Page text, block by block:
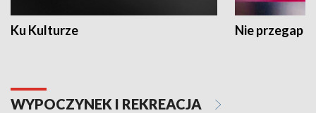
Ku Kulturze Nie przegap
WYPOCZYNEK I REKREACJA